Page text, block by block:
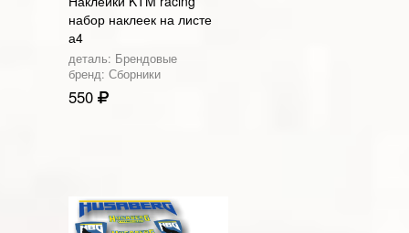
набор наклеек на листе
а4
деталь: Брендовые
бренд: Сборники
550